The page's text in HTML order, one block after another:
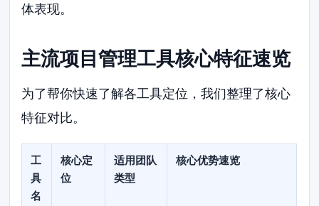
体表现。
主流项目管理工具核心特征速览
为了帮你快速了解各工具定位，我们整理了核心
特征对比。
工
具
名
核心定
位
适用团队
类型
核心优势速览